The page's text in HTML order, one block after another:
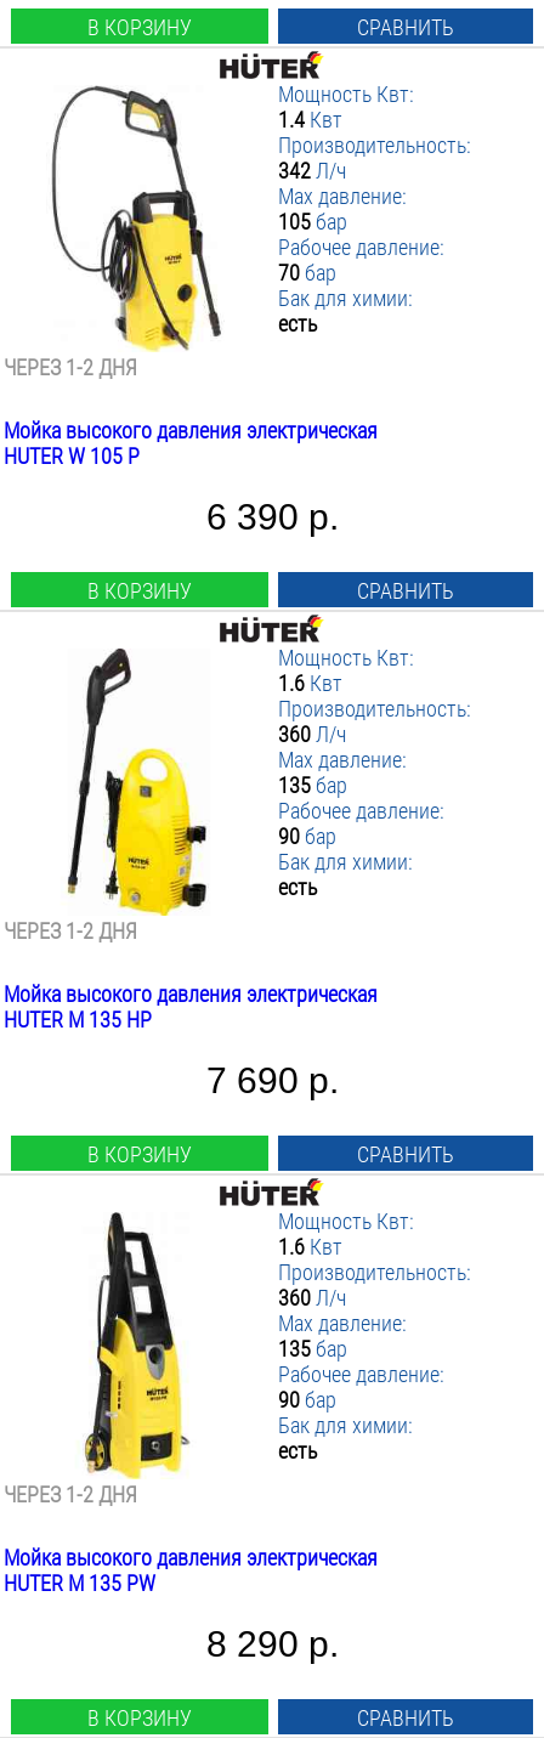
В КОРЗИНУ СРАВНИТЬ
Мощность Квт:
1.4 Квт
Производительность:
342 Л/ч
Max давление:
105бар
Рабочее давление:
70бар
Бак для химии:
есть
ЧЕРЕЗ 1-2 ДНЯ
Мойка высокого давления электрическая
HUTER W 105 P
6 390 р.
В КОРЗИНУ СРАВНИТЬ
Мощность Квт:
1.6 Квт
Производительность:
360 Л/ч
Max давление:
135бар
Рабочее давление:
90бар
Бак для химии:
есть
ЧЕРЕЗ 1-2 ДНЯ
Мойка высокого давления электрическая
HUTER M 135 HP
7 690 р.
В КОРЗИНУ СРАВНИТЬ
Мощность Квт:
1.6 Квт
Производительность:
360 Л/ч
Max давление:
135бар
Рабочее давление:
90бар
Бак для химии:
есть
ЧЕРЕЗ 1-2 ДНЯ
Мойка высокого давления электрическая
HUTER M 135 PW
8 290 р.
В КОРЗИНУ СРАВНИТЬ